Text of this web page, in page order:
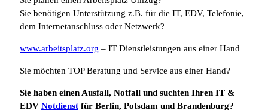
Sie benötigen Unterstützung z.B. für die IT, EDV, Telefonie,
dem Internetanschluss oder Netzwerk?
www.arbeitsplatz.org – IT Dienstleistungen aus einer Hand
Sie möchten TOP Beratung und Service aus einer Hand?
Sie haben einen Ausfall, Notfall und suchten Ihren IT &
EDV Notdienst für Berlin, Potsdam und Brandenburg?